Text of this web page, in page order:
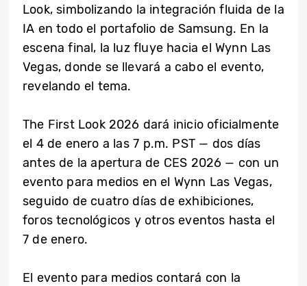
Look, simbolizando la integración fluida de la
IA en todo el portafolio de Samsung. En la
escena final, la luz fluye hacia el Wynn Las
Vegas, donde se llevará a cabo el evento,
revelando el tema.
The First Look 2026 dará inicio oficialmente
el 4 de enero a las 7 p.m. PST — dos días
antes de la apertura de CES 2026 — con un
evento para medios en el Wynn Las Vegas,
seguido de cuatro días de exhibiciones,
foros tecnológicos y otros eventos hasta el
7 de enero.
El evento para medios contará con la